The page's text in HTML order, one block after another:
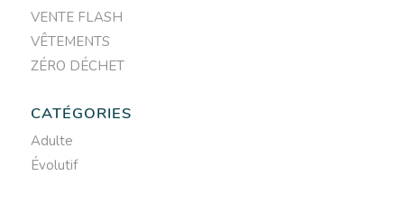
VENTE FLASH
VÊTEMENTS
ZÉRO DÉCHET
CATÉGORIES
Adulte
Évolutif